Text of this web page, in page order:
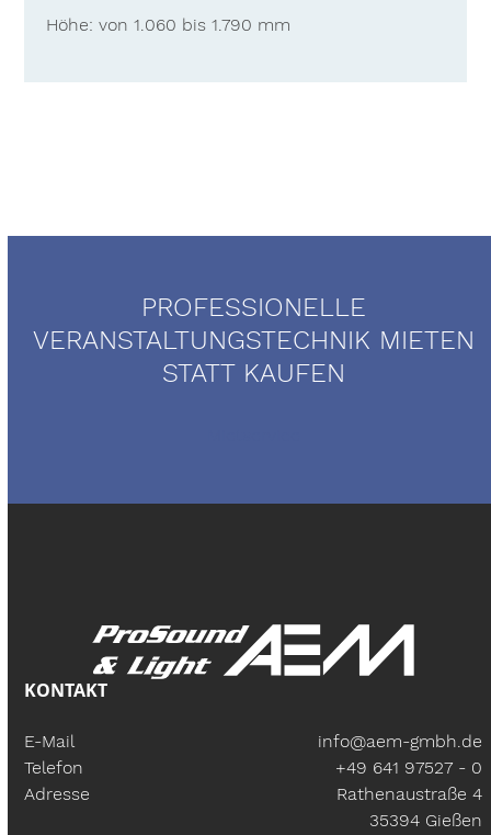
Höhe: von 1.060 bis 1.790 mm
PROFESSIONELLE
VERANSTALTUNGSTECHNIK MIETEN
STATT KAUFEN
KONTAKT
E-Mail
info@aem-gmbh.de
Telefon
+49 641 97527 - 0
Adresse
Rathenaustraße 4
35394 Gießen